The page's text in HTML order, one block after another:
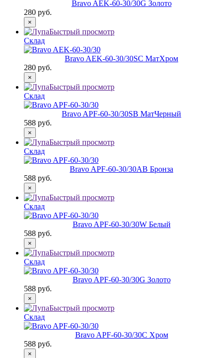
Bravo AЕK-60-30/30G Золото
280 руб.
×
Быстрый просмотр
Склад
Bravo AЕK-60-30/30SC МатХром
280 руб.
×
Быстрый просмотр
Склад
Bravo AРF-60-30/30SB МатЧерный
588 руб.
×
Быстрый просмотр
Склад
Bravo AРF-60-30/30AB Бронза
588 руб.
×
Быстрый просмотр
Склад
Bravo AРF-60-30/30W Белый
588 руб.
×
Быстрый просмотр
Склад
Bravo AРF-60-30/30G Золото
588 руб.
×
Быстрый просмотр
Склад
Bravo AРF-60-30/30C Хром
588 руб.
×